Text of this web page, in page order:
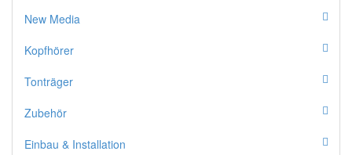
New Media
Kopfhörer
Tonträger
Zubehör
Einbau & Installation